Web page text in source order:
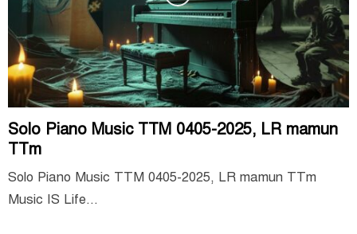
Solo Piano Music TTM 0405-2025, LR mamun
TTm
Solo Piano Music TTM 0405-2025, LR mamun TTm
Music IS Life...